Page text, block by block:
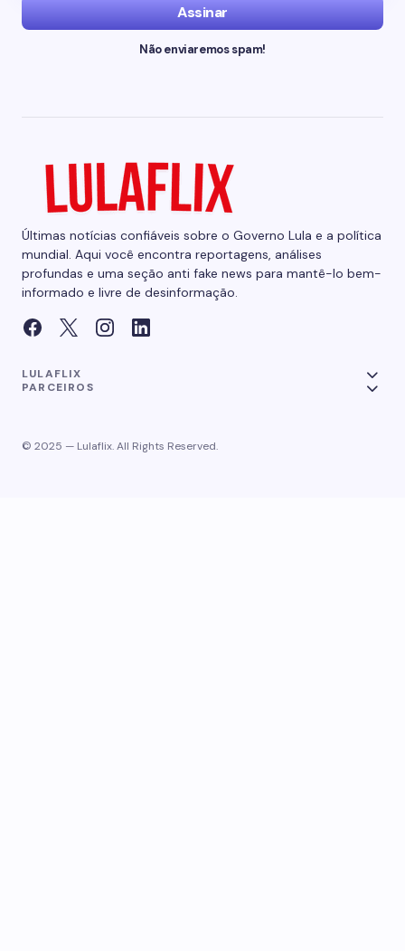
Assinar
Não enviaremos spam!
Últimas notícias confiáveis sobre o Governo Lula e a política
mundial. Aqui você encontra reportagens, análises
profundas e uma seção anti fake news para mantê-lo bem-
informado e livre de desinformação.
LULAFLIX
PARCEIROS
© 2025 — Lulaflix. All Rights Reserved.